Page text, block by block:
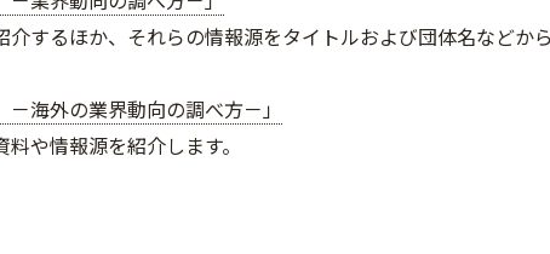
するほか、それらの情報源をタイトルおよび団体名などか
海外の業界動向の調べ方－」
や情報源を紹介します。